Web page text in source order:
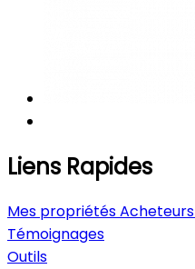
Liens Rapides
Mes propriétésAcheteurs
Témoignages
Outils